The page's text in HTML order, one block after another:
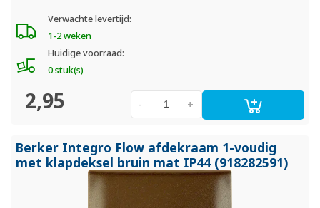
Verwachte levertijd:
1-2 weken
Huidige voorraad:
0 stuk(s)
2,95 +
-
Berker Integro Flow afdekraam 1-voudig
met klapdeksel bruin mat IP44 (918282591)